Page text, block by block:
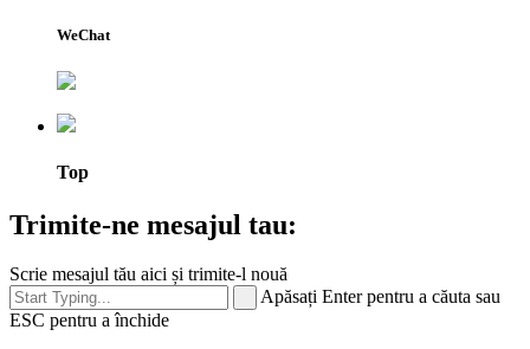
WeChat
Top
Trimite-ne mesajul tau:
Scrie mesajul tău aici și trimite-l nouă
Apăsați Enter pentru a căuta sau
ESC pentru a închide